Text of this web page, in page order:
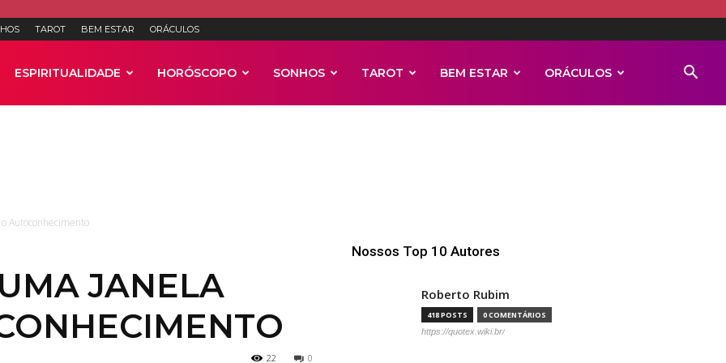
TAROT BEM ESTAR ORÁCULOS
ESPIRITUALIDADE HORÓSCOPO SONHOS TAROT BEM ESTAR ORÁCULOS
Autoconhecimento
JANELA
0
22
Nossos Top 10 Autores
Roberto Rubim
418 POSTS 0 COMENTÁRIOS
https://quotex.wiki.br/